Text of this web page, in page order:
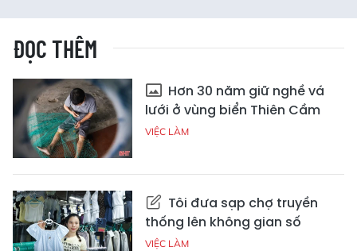
ĐỌC THÊM
Hơn 30 năm giữ nghề vá
lưới ở vùng biển Thiên Cầm
VIỆC LÀM
Tôi đưa sạp chợ truyền
thống lên không gian số
VIỆC LÀM